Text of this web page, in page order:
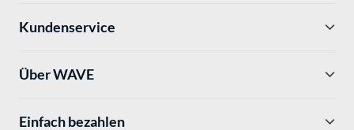
Kundenservice
Über WAVE
Einfach bezahlen